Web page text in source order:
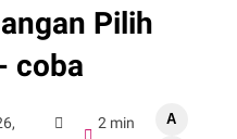
Pilih
coba
2 min
A